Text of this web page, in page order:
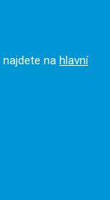
najdete na hlavní